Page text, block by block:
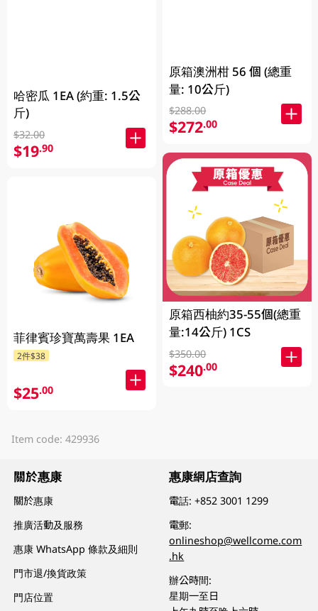
哈密瓜 1EA (約重: 1.5公
斤)
$32.00
$19.90
菲律賓珍寶萬壽果 1EA
2件$38
$25.00
原箱澳洲柑 56 個 (總重
量: 10公斤)
$288.00
$272.00
原箱西柚約35-55個(總重
量:14公斤) 1CS
$350.00
$240.00
Item code: 429936
關於惠康
關於惠康
推廣活動及服務
惠康 WhatsApp 條款及細則
門市退/換貨政策
門店位置
惠康網店查詢
電話:+852 3001 1299
電郵:
onlineshop@wellcome.com
.hk
辦公時間:
星期一至日